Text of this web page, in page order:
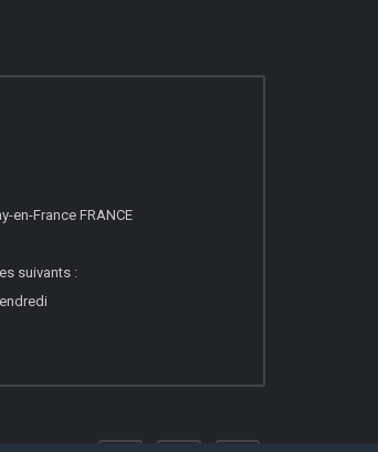
en-France FRANCE
suivants :